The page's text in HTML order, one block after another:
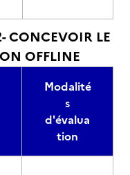
CONCEVOIR LE
OFFLINE
Modalité
s
d'évalua
tion